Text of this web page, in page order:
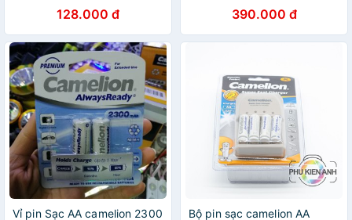
128.000 đ 390.000 đ
Vỉ pin Sạc AA camelion 2300
Bộ pin sạc camelion AA